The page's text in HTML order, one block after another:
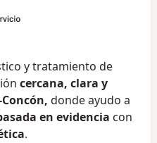
y tratamiento de
cercana, clara y
donde ayudo a
en evidencia con
.